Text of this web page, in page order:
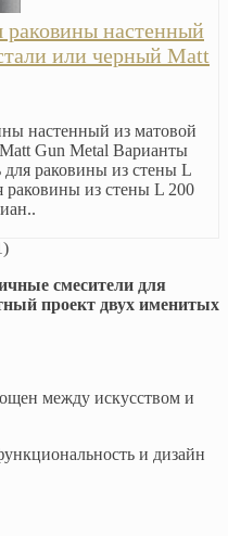
настенный
или черный Matt
настенный из матовой
Gun Metal Варианты
для раковины из стены L
раковины из стены L 200
смесители для
проект двух именитых
между искусством и
и дизайн